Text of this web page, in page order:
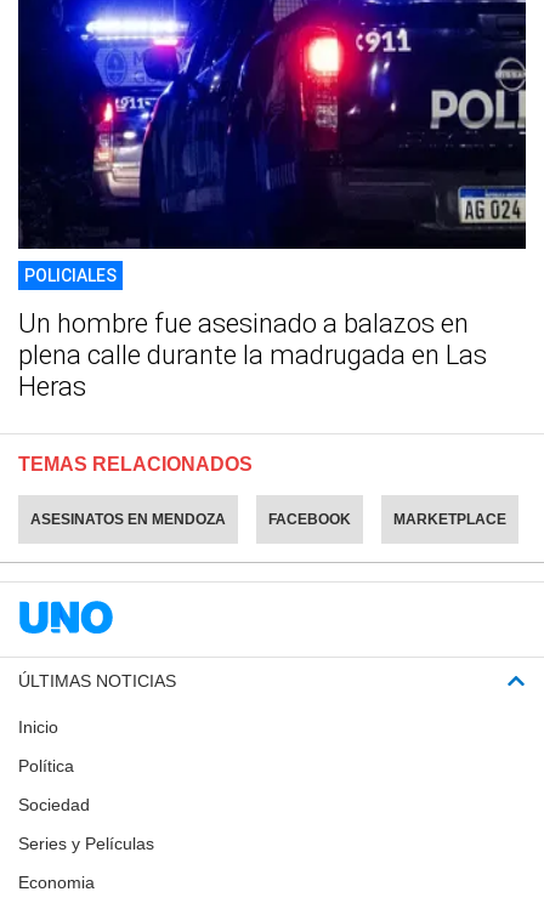
POLICIALES
Un hombre fue asesinado a balazos en
plena calle durante la madrugada en Las
Heras
TEMAS RELACIONADOS
ASESINATOS EN MENDOZA FACEBOOK MARKETPLACE
ÚLTIMAS NOTICIAS
Inicio
Política
Sociedad
Series y Películas
Economia